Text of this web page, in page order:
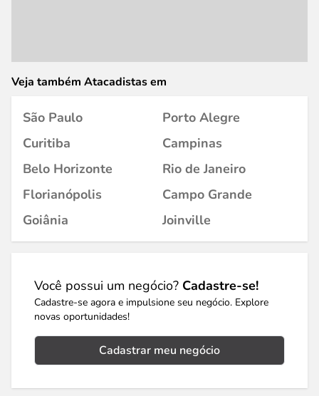
Veja também Atacadistas em
São Paulo
Porto Alegre
Curitiba
Campinas
Belo Horizonte
Rio de Janeiro
Florianópolis
Campo Grande
Goiânia
Joinville
Você possui um negócio? Cadastre-se!
Cadastre-se agora e impulsione seu negócio. Explore
novas oportunidades!
Cadastrar meu negócio